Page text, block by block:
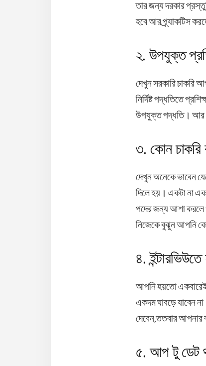
তার জন্য দরকার
হবে আর প্র্যাকটিস
২. উপযুক্ত
দেখুন সরকারি চাকরি
নির্দিষ্ট পদ্ধতিতে
উপযুক্ত পদ্ধতি। আর
৩. কোন চাকরি
দেখুন অনেকে ভাবেন
দিলে হয়। একটা না
পদের জন্য আশা করলে
নিজেকে বুঝুন আপনি
৪. ইন্টারভিউতে
আপনি হয়তো একবারেই
একদম ঘাবড়ে যাবেন
দেবেন,ততবার আপনার
৫. আপ টু ডেট